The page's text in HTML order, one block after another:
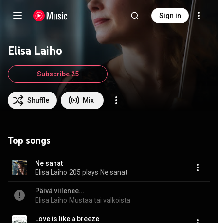
Sign in
Elisa Laiho
Shuffle Mix
Subscribe 25
Top songs
Ne sanat
Elisa Laiho 205 plays Ne sanat
Päivä viilenee...
Elisa Laiho Mustaa tai valkoista
Love is like a breeze